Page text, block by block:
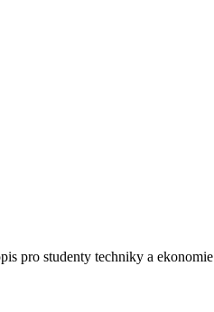
pro studenty techniky a ekonomie